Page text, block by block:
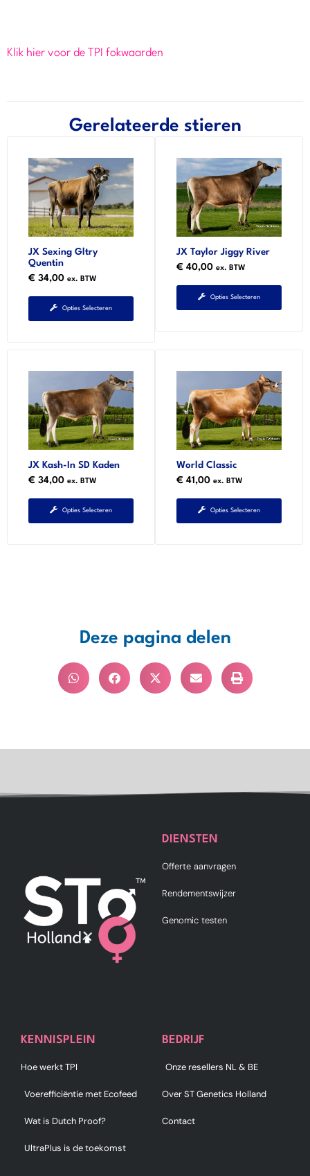
Klik hier voor de TPI fokwaarden
Gerelateerde stieren
JX Sexing Gltry
Quentin
€ 34,00 ex. BTW
Opties Selecteren
JX Taylor Jiggy River
€ 40,00 ex. BTW
Opties Selecteren
JX Kash-In SD Kaden
€ 34,00 ex. BTW
Opties Selecteren
World Classic
€ 41,00 ex. BTW
Opties Selecteren
Deze pagina delen
DIENSTEN
Offerte aanvragen
Rendementswijzer
Genomic testen
KENNISPLEIN
Hoe werkt TPI
Voerefficiëntie met Ecofeed
Wat is Dutch Proof?
UltraPlus is de toekomst
BEDRIJF
Onze resellers NL & BE
Over ST Genetics Holland
Contact